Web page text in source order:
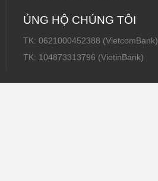
ỦNG HỘ CHÚNG TÔI
TK: 0621000452388 (VietcomBank)
TK: 104873313796 (VietinBank)